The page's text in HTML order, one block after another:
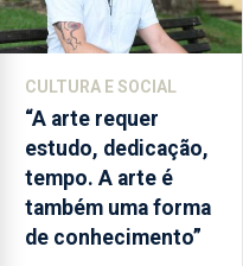
simular
diferentes
ambientais,
numa
ferramenta
que
poderá
apoiar
CULTURA E SOCIAL
“A arte requer
estudo, dedicação,
tempo. A arte é
também uma forma
de conhecimento”